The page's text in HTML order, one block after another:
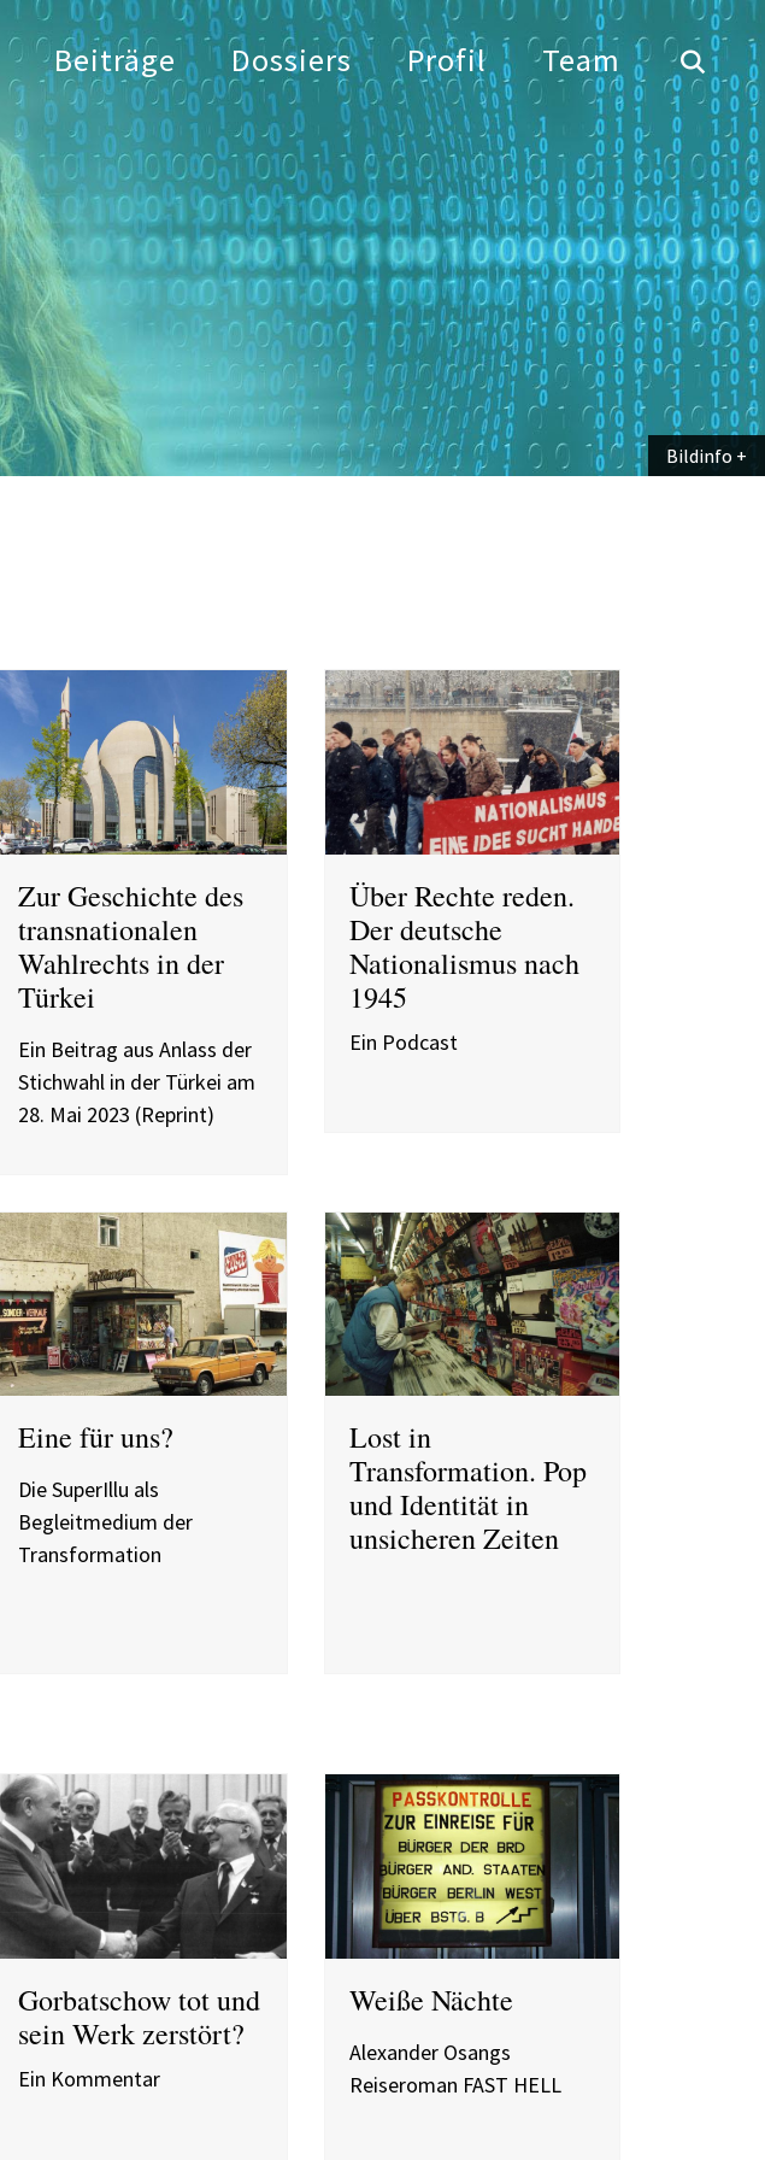
Beiträge Dossiers Profil Team
Bildinfo
Bildinfo
Zur Geschichte des
transnationalen
Wahlrechts in der
Türkei
Ein Beitrag aus Anlass der
Stichwahl in der Türkei am
28. Mai 2023 (Reprint)
Über Rechte reden.
Der deutsche
Nationalismus nach
1945
Ein Podcast
Eine für uns?
Die SuperIllu als
Begleitmedium der
Transformation
Lost in
Transformation. Pop
und Identität in
unsicheren Zeiten
Gorbatschow tot und
sein Werk zerstört?
Ein Kommentar
Weiße Nächte
Alexander Osangs
Reiseroman FAST HELL